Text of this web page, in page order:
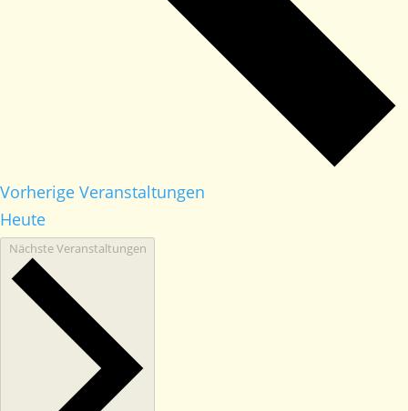
Vorherige Veranstaltungen
Heute
NächsteVeranstaltungen